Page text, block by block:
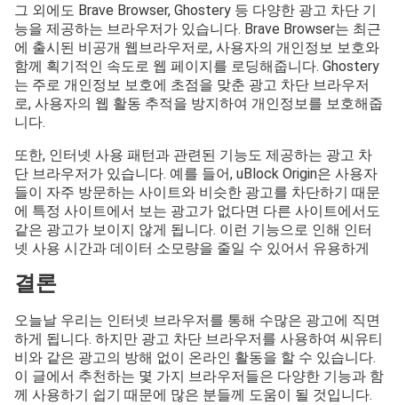
그 외에도 Brave Browser, Ghostery 등 다양한 광고 차단 기
능을 제공하는 브라우저가 있습니다. Brave Browser는 최근
에 출시된 비공개 웹브라우저로, 사용자의 개인정보 보호와
함께 획기적인 속도로 웹 페이지를 로딩해줍니다. Ghostery
는 주로 개인정보 보호에 초점을 맞춘 광고 차단 브라우저
로, 사용자의 웹 활동 추적을 방지하여 개인정보를 보호해줍
니다.
또한, 인터넷 사용 패턴과 관련된 기능도 제공하는 광고 차
단 브라우저가 있습니다. 예를 들어, uBlock Origin은 사용자
들이 자주 방문하는 사이트와 비슷한 광고를 차단하기 때문
에 특정 사이트에서 보는 광고가 없다면 다른 사이트에서도
같은 광고가 보이지 않게 됩니다. 이런 기능으로 인해 인터
넷 사용 시간과 데이터 소모량을 줄일 수 있어서 유용하게
결론
오늘날 우리는 인터넷 브라우저를 통해 수많은 광고에 직면
하게 됩니다. 하지만 광고 차단 브라우저를 사용하여 씨유티
비와 같은 광고의 방해 없이 온라인 활동을 할 수 있습니다.
이 글에서 추천하는 몇 가지 브라우저들은 다양한 기능과 함
께 사용하기 쉽기 때문에 많은 분들께 도움이 될 것입니다.